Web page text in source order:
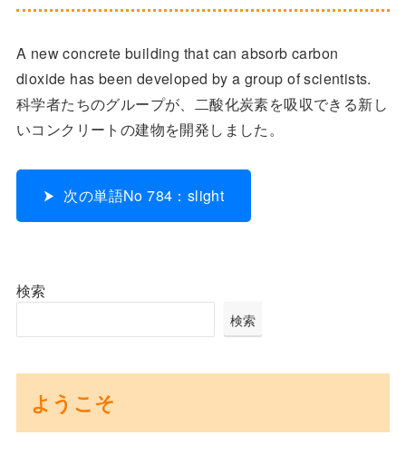
A new concrete building that can absorb carbon
dioxide has been developed by a group of scientists.
科学者たちのグループが、二酸化炭素を吸収できる新し
いコンクリートの建物を開発しました。
次の単語No 784：slight
検索
検索
ようこそ